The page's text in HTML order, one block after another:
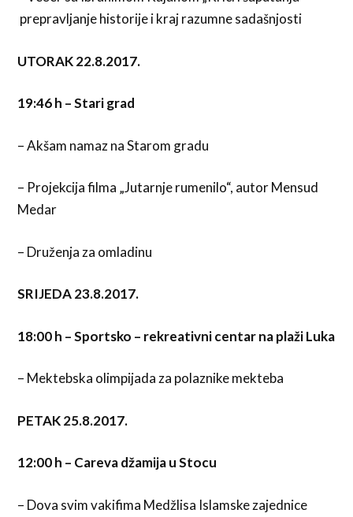
prepravljanje historije i kraj razumne sadašnjosti
UTORAK 22.8.2017.
19:46 h – Stari grad
– Akšam namaz na Starom gradu
– Projekcija filma „Jutarnje rumenilo“, autor Mensud
Medar
– Druženja za omladinu
SRIJEDA 23.8.2017.
18:00 h – Sportsko – rekreativni centar na plaži Luka
– Mektebska olimpijada za polaznike mekteba
PETAK 25.8.2017.
12:00 h – Careva džamija u Stocu
– Dova svim vakifima Medžlisa Islamske zajednice